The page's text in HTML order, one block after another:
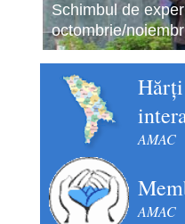
Schimbul de
octombrie/
Hărți
AMAC
AMAC